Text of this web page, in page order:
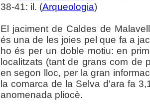
38-41: il. (Arqueologia)
El jaciment de Caldes de
és una de les joies pel que fa a
ho és per un doble motiu: en
localitzats (tant de grans com de
en segon lloc, per la gran
la comarca de la Selva d'ara fa
anomenada pliocè.